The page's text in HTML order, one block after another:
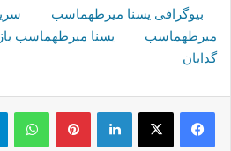
بیوگرافی یسنا میرطهماسب
میرطهماسب
یسنا میرطهماسب
گدایان
لینکدین پینترستواتس آپ